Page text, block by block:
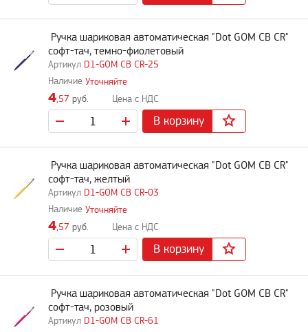
D1-GOM CB CR-25
Ручка шариковая автоматическая "Dot GOM CB CR"
софт-тач, темно-фиолетовый
Уточняйте
4,57 руб.
В корзину
D1-GOM CB CR-03
Ручка шариковая автоматическая "Dot GOM CB CR"
софт-тач, желтый
Уточняйте
4,57 руб.
В корзину
D1-GOM CB CR-61
Ручка шариковая автоматическая "Dot GOM CB CR"
софт-тач, розовый